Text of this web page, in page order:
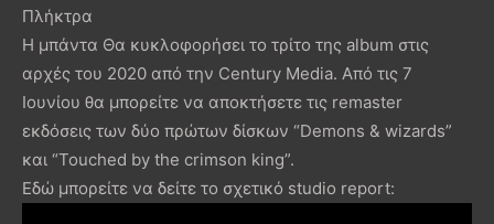
Πλήκτρα
Η μπάντα Θα κυκλοφορήσει το τρίτο της album στις
αρχές του 2020 από την Century Media. Από τις 7
Ιουνίου θα μπορείτε να αποκτήσετε τις remaster
εκδόσεις των δύο πρώτων δίσκων “Demons & wizards”
και “Touched by the crimson king”.
Εδώ μπορείτε να δείτε το σχετικό studio report: